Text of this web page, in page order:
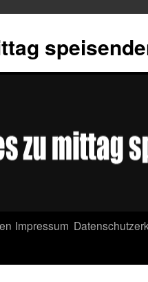
Impressum